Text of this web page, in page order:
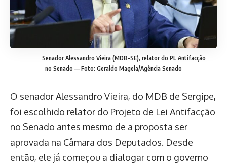
Senador Alessandro Vieira (MDB-SE), relator do PL Antifacção
no Senado — Foto: Geraldo Magela/Agência Senado
O senador Alessandro Vieira, do MDB de Sergipe,
foi escolhido relator do Projeto de Lei Antifacção
no Senado antes mesmo de a proposta ser
aprovada na Câmara dos Deputados. Desde
então, ele já começou a dialogar com o governo